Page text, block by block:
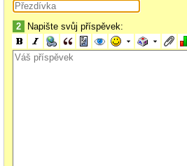
2 Napište svůj příspěvek: